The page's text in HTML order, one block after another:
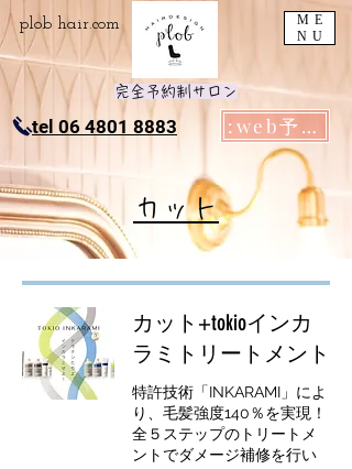
ME
NU
完全予約制サロン
plob​ hair.com
tel 06 4801 8883 :web予約
カット
カット+tokioインカ
ラミトリートメント
特許技術「INKARAMI」によ
り、毛髪強度140％を実現！
全５ステップのトリートメ
ントでダメージ補修を行い